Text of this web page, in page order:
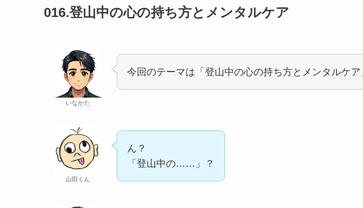
016.登山中の心の持ち方とメンタルケア
いなかた
今回のテーマは「登山中の心の持ち方とメンタルケア
山田くん
ん？
「登山中の……」？